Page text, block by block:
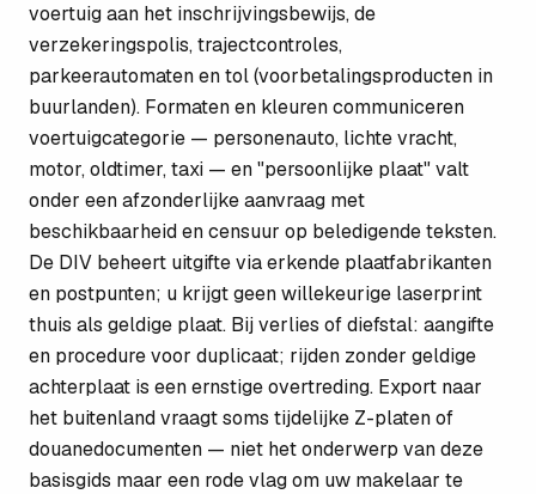
voertuig aan het inschrijvingsbewijs, de
verzekeringspolis, trajectcontroles,
parkeerautomaten en tol (voorbetalingsproducten in
buurlanden). Formaten en kleuren communiceren
voertuigcategorie — personenauto, lichte vracht,
motor, oldtimer, taxi — en "persoonlijke plaat" valt
onder een afzonderlijke aanvraag met
beschikbaarheid en censuur op beledigende teksten.
De DIV beheert uitgifte via erkende plaatfabrikanten
en postpunten; u krijgt geen willekeurige laserprint
thuis als geldige plaat. Bij verlies of diefstal: aangifte
en procedure voor duplicaat; rijden zonder geldige
achterplaat is een ernstige overtreding. Export naar
het buitenland vraagt soms tijdelijke Z-platen of
douanedocumenten — niet het onderwerp van deze
basisgids maar een rode vlag om uw makelaar te